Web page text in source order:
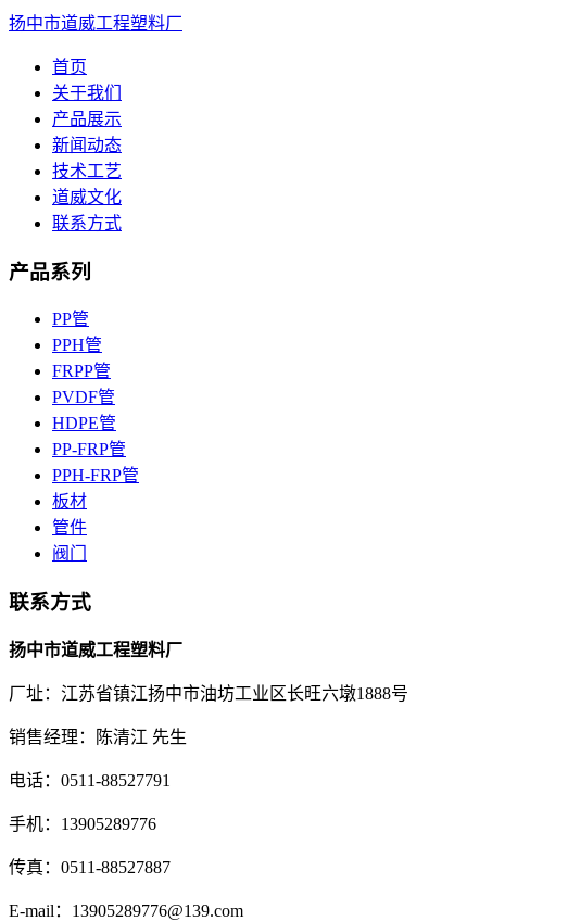
扬中市道威工程塑料厂
首页
关于我们
产品展示
新闻动态
技术工艺
道威文化
联系方式
产品系列
PP管
PPH管
FRPP管
PVDF管
HDPE管
PP-FRP管
PPH-FRP管
板材
管件
阀门
联系方式
扬中市道威工程塑料厂
厂址：江苏省镇江扬中市油坊工业区长旺六墩1888号
销售经理：陈清江 先生
电话：0511-88527791
手机：13905289776
传真：0511-88527887
E-mail：13905289776@139.com